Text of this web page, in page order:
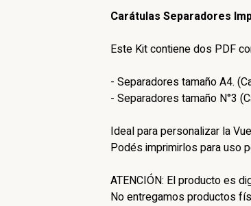
Carátulas Separadores
Este Kit contiene dos PDF
- Separadores tamaño A4.
- Separadores tamaño N°3
Ideal para personalizar la
Podés imprimirlos para uso
ATENCIÓN: El producto es
No entregamos productos